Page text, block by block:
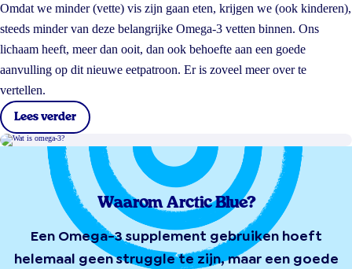
Omdat we minder (vette) vis zijn gaan eten, krijgen we (ook kinderen),
steeds minder van deze belangrijke Omega-3 vetten binnen. Ons
lichaam heeft, meer dan ooit, dan ook behoefte aan een goede
aanvulling op dit nieuwe eetpatroon. Er is zoveel meer over te
vertellen.
Lees verder
Waarom Arctic Blue?
Een Omega-3 supplement gebruiken hoeft
helemaal geen struggle te zijn, maar een goede